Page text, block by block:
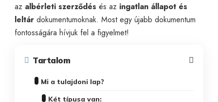
az albérleti szerződés és az ingatlan állapot és
leltár dokumentumoknak. Most egy újabb dokumentum
fontosságára hívjuk fel a figyelmet!
Tartalom
Mi a tulajdoni lap?
Két típusa van: